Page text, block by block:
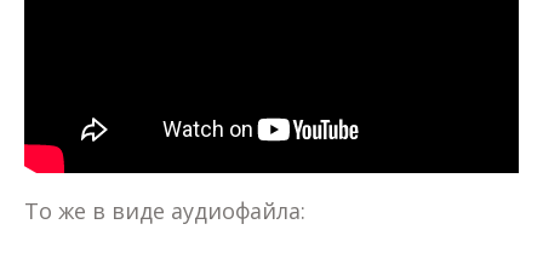
То же в виде аудиофайла: